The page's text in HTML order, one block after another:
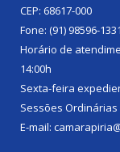
CEP: 68617-000
Fone: (91) 98596-1331
Horário de
14:00h
Sexta-feira
Sessões Ordinárias
E-mail: